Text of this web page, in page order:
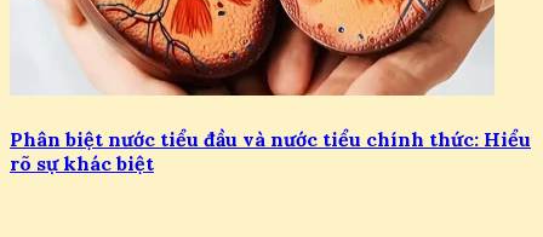
Phân biệt nước tiểu đầu và nước tiểu chính thức: Hiểu
rõ sự khác biệt